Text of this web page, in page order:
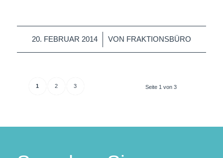
20. FEBRUAR 2014
/ VON FRAKTIONSBÜRO
Seite 1 von 3
1 2 3